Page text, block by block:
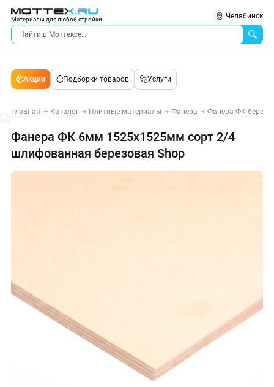
Материалы для любой стройки Челябинск
Акции Подборки товаров Услуги
Главная Каталог Плитные материалы Фанера Фанера ФК
Фанера ФК 6мм 1525х1525мм сорт 2/4
шлифованная березовая Shop